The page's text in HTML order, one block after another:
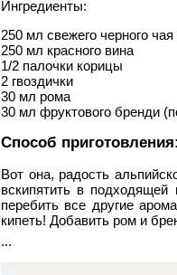
Ингредиенты:
250 мл свежего черного чая
250 мл красного вина
1/2 палочки корицы
2 гвоздички
30 мл рома
30 мл фруктового бренди
Способ
Вот она, радость
вскипятить в
перебить все другие
кипеть! Добавить ром и
...